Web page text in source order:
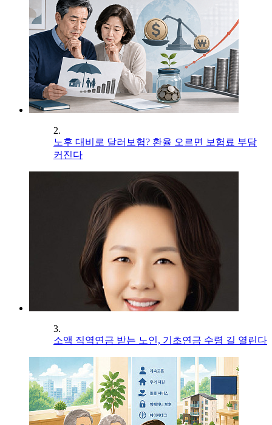
2.
노후 대비로 달러보험? 환율 오르면 보험료 부담
커진다
3.
소액 직역연금 받는 노인, 기초연금 수령 길 열린다